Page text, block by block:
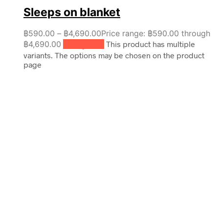
Sleeps on blanket
฿590.00 – ฿4,690.00Price range: ฿590.00 through
฿4,690.00
This product has multiple
variants. The options may be chosen on the product
page